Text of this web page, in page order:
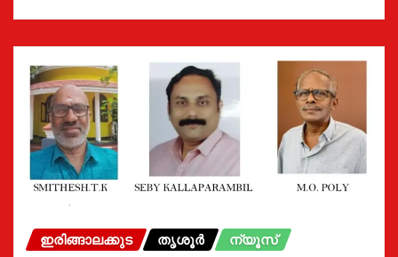
ഇരിങ്ങാലക്കുട തൃശൂർ ന്യൂസ്